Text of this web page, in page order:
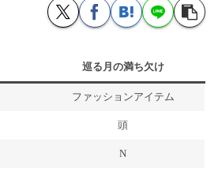
巡る月の満ち欠け
ファッションアイテム
頭
N